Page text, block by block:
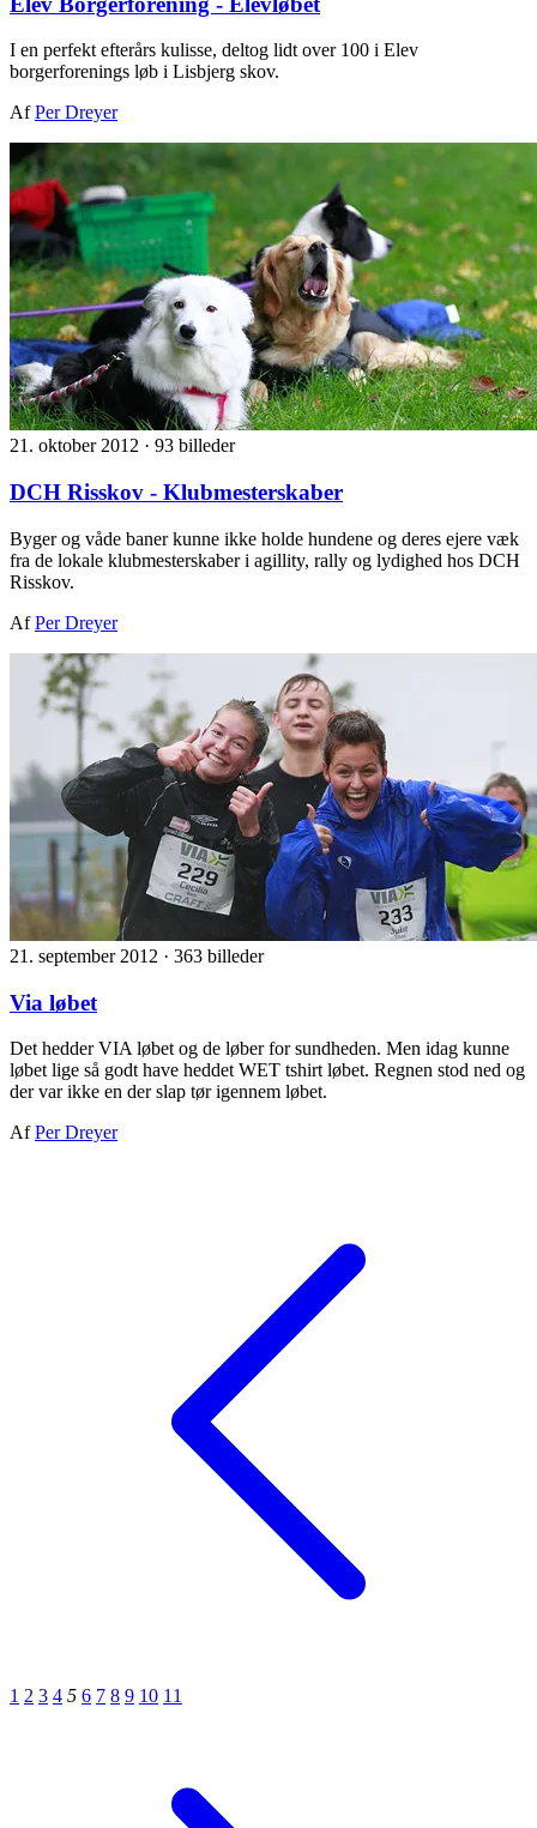
I en perfekt efterårs kulisse, deltog lidt over 100 i Elev
borgerforenings løb i Lisbjerg skov.
AfPer Dreyer
21. oktober 2012 · 93 billeder
DCH Risskov - Klubmesterskaber
Byger og våde baner kunne ikke holde hundene og deres ejere væk
fra de lokale klubmesterskaber i agillity, rally og lydighed hos DCH
Risskov.
AfPer Dreyer
21. september 2012 · 363 billeder
Via løbet
Det hedder VIA løbet og de løber for sundheden. Men idag kunne
løbet lige så godt have heddet WET tshirt løbet. Regnen stod ned og
der var ikke en der slap tør igennem løbet.
AfPer Dreyer
1 2 3 4 5 6 7 8 9 10 11